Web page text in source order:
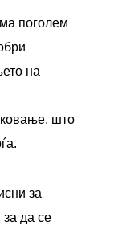
поголем
на
што
за
за да се